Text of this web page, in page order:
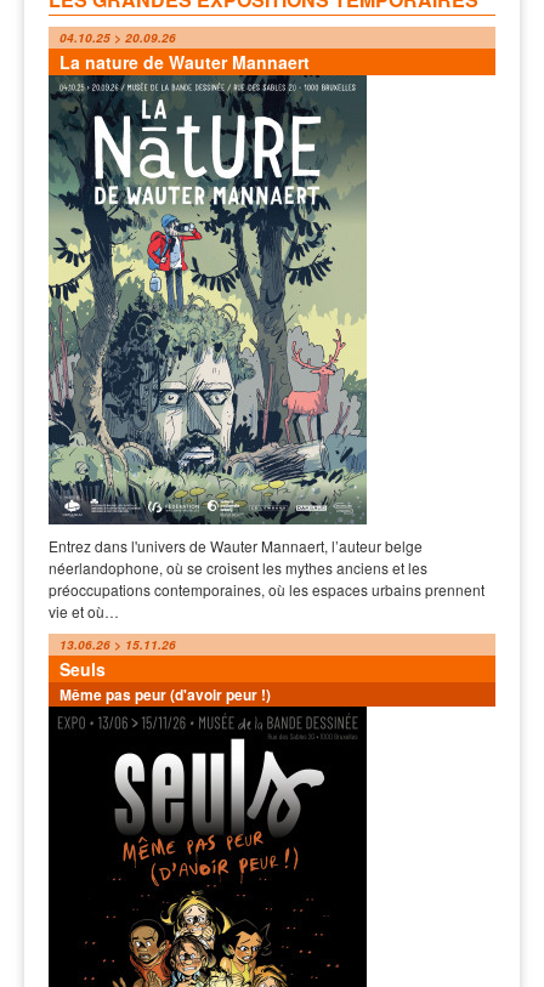
04.10.25 > 20.09.26
La nature de Wauter Mannaert
Entrez dans l'univers de Wauter Mannaert, l’auteur belge
néerlandophone, où se croisent les mythes anciens et les
préoccupations contemporaines, où les espaces urbains prennent
vie et où…
13.06.26 > 15.11.26
Seuls
Même pas peur (d'avoir peur !)